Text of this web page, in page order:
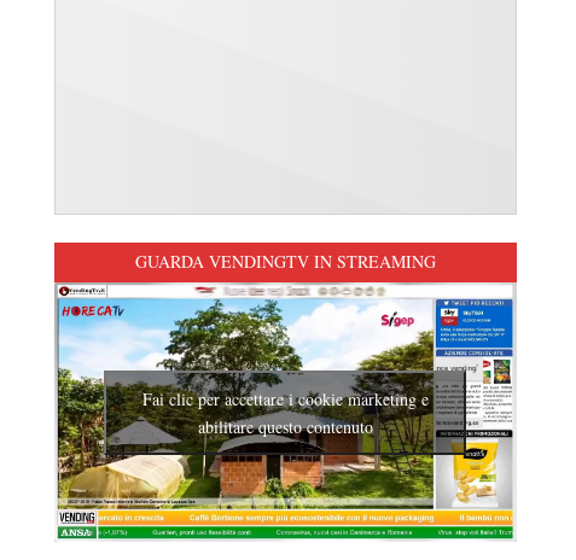
GUARDA VENDINGTV IN STREAMING
Fai clic per accettare i cookie marketing e
abilitare questo contenuto